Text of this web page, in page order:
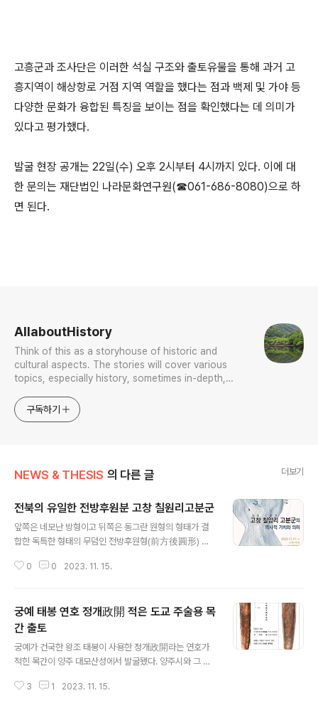
고흥군과 조사단은 이러한 석실 구조와 출토유물을 통해 과거 고
흥지역이 해상항로 거점 지역 역할을 했다는 점과 백제 및 가야 등
다양한 문화가 융합된 특징을 보이는 점을 확인했다는 데 의미가
있다고 평가했다.
발굴 현장 공개는 22일(수) 오후 2시부터 4시까지 있다. 이에 대
한 문의는 재단법인 나라문화연구원(☎061-686-8080)으로 하
면 된다.
AllaboutHistory
Think of this as a storyhouse of historic and
cultural aspects. The stories will cover various
topics, especially history, sometimes in-depth,
approach will be to resist any common sense or
generalized viewpoint
구독하기
NEWS & THESIS 의 다른 글 더보기
전북의 유일한 전방후원분 고창 칠원리고분군
앞쪽은 네모난 방형이고 뒤쪽은 동그란 원형의 형태가 결
합한 독특한 형태의 무덤인 전방후원형(前方後圓形) 고
술대회가 열립니다. 전라북도에서 유일하게 확인된 전방후
있어서도 다른 전방후원형 고분과 차이가 있는 ‘고창 칠암
리 고분군’에 대한 역사적 가치와 의미를 주제로 열리는 학
술대회에 많은 분들의 관심과 참여 부탁드립니다. 일시 : 2
023.11.17(금) 13:30~18:00 장소: 고창고인돌박물관 입
0 0 2023. 11. 15.
궁예 태봉 연호 정개政開 적은 도교 주술용 목
간 출토
궁예가 건국한 왕조 태봉이 사용한 정개政開라는 연호가
적힌 목간이 양주 대모산성에서 발굴됐다. 양주시와 그 의
인 매장문화재 전문조사기관 기호문화재연구원(원장 고재
3 1 2023. 11. 15.